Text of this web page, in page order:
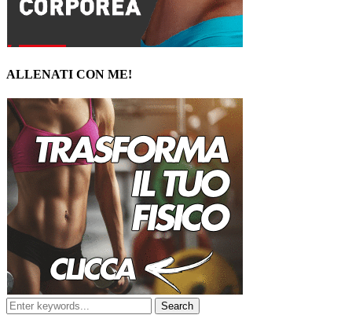
ALLENATI CON ME!